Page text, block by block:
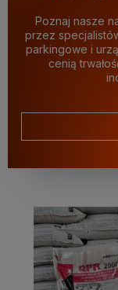
Poznaj nasze
przez
parkingowe i
cenią